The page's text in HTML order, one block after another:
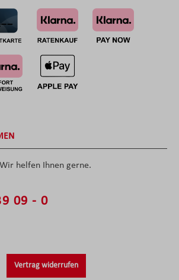
helfen Ihnen gerne.
09 - 0
Vertrag widerrufen